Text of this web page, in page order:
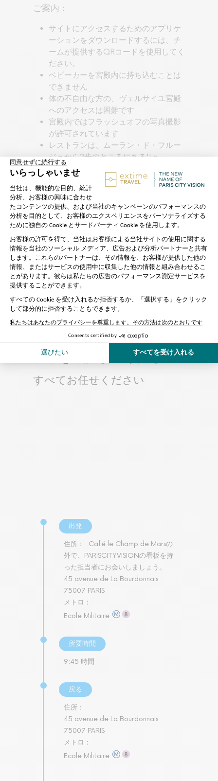
ご案内：
サイトにアクセスするためのアプリケ
ーションをダウンロードするには、チ
ームが提供するQRコードを使用してく
ださい。
ベビーカーを宮殿内に持ち込むことは
できません
体の不自由な方の、ヴェルサイユ宮殿
へのアクセスは困難です
宮殿内ではフラッシュオフの写真撮影
が許可されています
レストランは、ムーラン・ド・フルー
ジュから2歩のところにある'Le
bistrot du Moulin'に代えることができ
現地での所要時間（移動時間を除く）:
7h
詳細...より少なく表示
料金に含まれないもの
ジヴェルニーの庭園ガイドツアー
お客様の滞在地から集合場所までの往
復交通費
ガイドツアー
以下を確認してください
すべてお任せください
出発
住所：
Café le Champ de Marsの
外で、PARISCITYVISIONの看板を持
った担当者にお会いしましょう。
45 avenue de La Bourdonnais
75007 PARIS
メトロ：
Ecole Militaire
所要時間
9:45 時間
戻る
住所：
45 avenue de La Bourdonnais
75007 PARIS
メトロ：
Ecole Militaire